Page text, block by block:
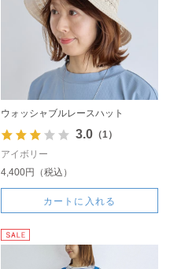
ウォッシャブルレースハット
3.0（1）
アイボリー
4,400円（税込）
カートに入れる